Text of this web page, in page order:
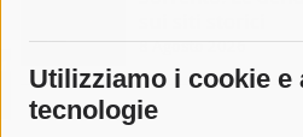
Utilizziamo i cookie e
tecnologie
8 Agosto 2026